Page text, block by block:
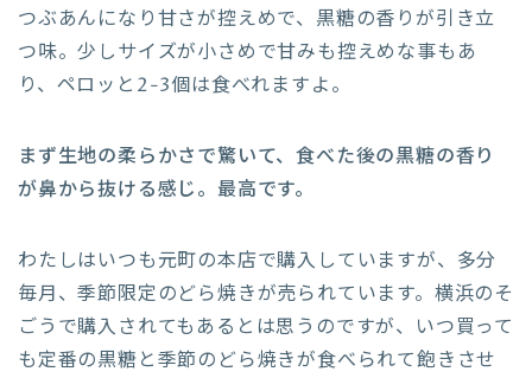
つぶあんになり甘さが控えめで、黒糖の香りが引き立
つ味。少しサイズが小さめで甘みも控えめな事もあ
り、ペロッと2-3個は食べれますよ。
まず生地の柔らかさで驚いて、食べた後の黒糖の香り
が鼻から抜ける感じ。最高です。
わたしはいつも元町の本店で購入していますが、多分
毎月、季節限定のどら焼きが売られています。横浜のそ
ごうで購入されてもあるとは思うのですが、いつ買って
も定番の黒糖と季節のどら焼きが食べられて飽きさせ